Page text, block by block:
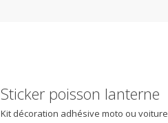
Sticker poisson lanterne
Kit décoration adhésive moto ou voiture